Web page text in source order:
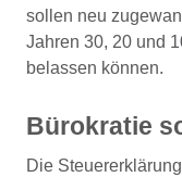
sollen neu
Jahren 30, 20 und
belassen können.
Bürokratie
Die